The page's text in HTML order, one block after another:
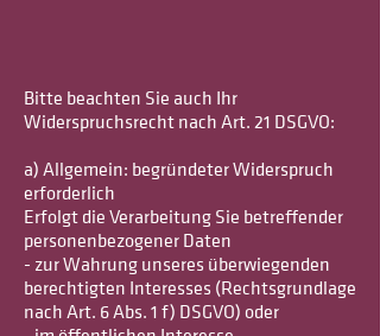
Bitte beachten Sie auch Ihr
Widerspruchsrecht nach Art. 21 DSGVO:
a) Allgemein: begründeter Widerspruch
erforderlich
Erfolgt die Verarbeitung Sie betreffender
personenbezogener Daten
- zur Wahrung unseres überwiegenden
berechtigten Interesses (Rechtsgrundlage
nach Art. 6 Abs. 1 f) DSGVO) oder